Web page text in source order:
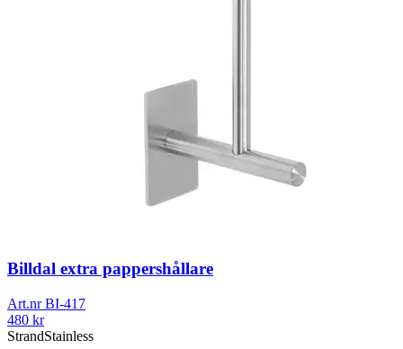
Billdal extra pappershållare
Art.nrBI-417
480 kr
StrandStainless